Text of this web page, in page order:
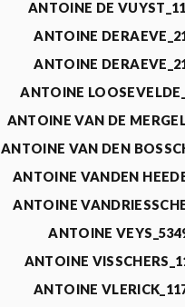
ANTOINE DE
ANTOINE
ANTOINE
ANTOINE
ANTOINE VAN DE
ANTOINE VAN DEN
ANTOINE VANDEN
ANTOINE
ANTOINE
ANTOINE
ANTOINE